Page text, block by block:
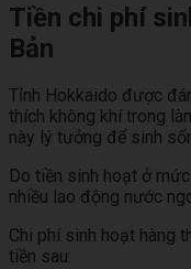
Tiền chi phí
Bản
Tỉnh Hokkaido được
thích không khí trong
này lý tưởng để sinh
Do tiền sinh hoạt ở
nhiều lao động nước
Chi phí sinh hoạt hàng
tiền sau: